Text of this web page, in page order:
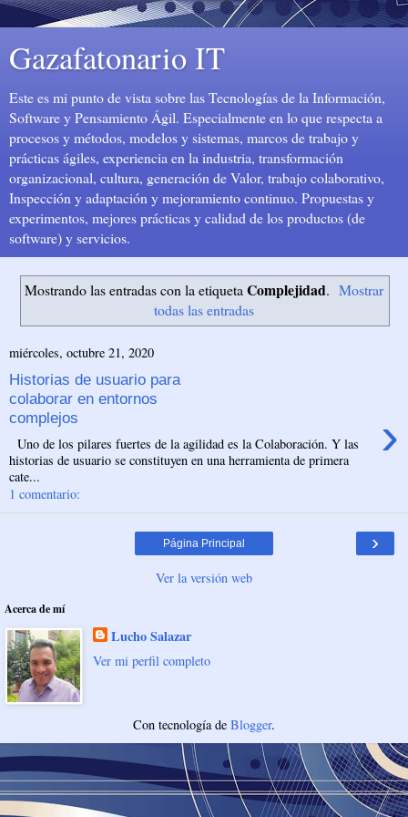
Gazafatonario IT
Este es mi punto de vista sobre las Tecnologías de la Información,
Software y Pensamiento Ágil. Especialmente en lo que respecta a
procesos y métodos, modelos y sistemas, marcos de trabajo y
prácticas ágiles, experiencia en la industria, transformación
organizacional, cultura, generación de Valor, trabajo colaborativo,
Inspección y adaptación y mejoramiento continuo. Propuestas y
experimentos, mejores prácticas y calidad de los productos (de
software) y servicios.
Mostrando las entradas con la etiqueta Complejidad. Mostrar
todas las entradas
miércoles, octubre 21, 2020
Historias de usuario para
colaborar en entornos
complejos
›
Uno de los pilares fuertes de la agilidad es la Colaboración. Y las
historias de usuario se constituyen en una herramienta de primera
cate...
1 comentario:
›
Página Principal
Ver la versión web
Acerca de mí
Lucho Salazar
Ver mi perfil completo
Con tecnología de Blogger.